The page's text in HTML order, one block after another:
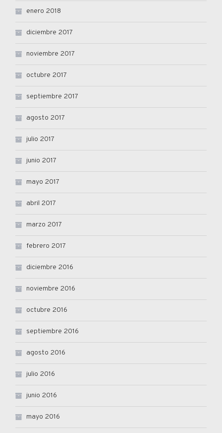
enero 2018
diciembre 2017
noviembre 2017
octubre 2017
septiembre 2017
agosto 2017
julio 2017
junio 2017
mayo 2017
abril 2017
marzo 2017
febrero 2017
diciembre 2016
noviembre 2016
octubre 2016
septiembre 2016
agosto 2016
julio 2016
junio 2016
mayo 2016